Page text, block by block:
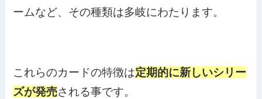
ームなど、その種類は多岐にわたります。
これらのカードの特徴は定期的に新しいシリー
ズが発売される事です。